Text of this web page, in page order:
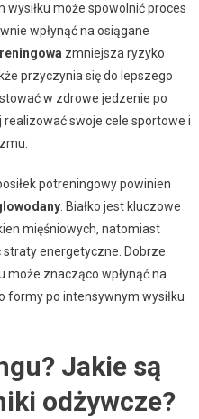
wysiłku może spowolnić proces
wpłynąć na osiągane
zmniejsza ryzyko
przyczynia się do lepszego
w zdrowe jedzenie po
swoje cele sportowe i
potreningowy powinien
. Białko jest kluczowe
mięśniowych, natomiast
energetyczne. Dobrze
może znacząco wpłynąć na
formy po intensywnym wysiłku
Jakie są
odżywcze?